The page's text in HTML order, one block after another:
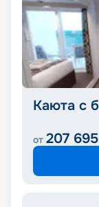
Каюта с
от 207 695